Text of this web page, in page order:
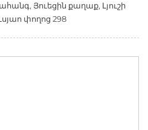
Յուեցին քաղաք, Լյուշի
փողոց 298